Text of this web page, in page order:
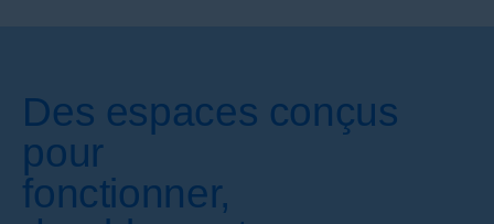
Des espaces conçus
pour
fonctionner,